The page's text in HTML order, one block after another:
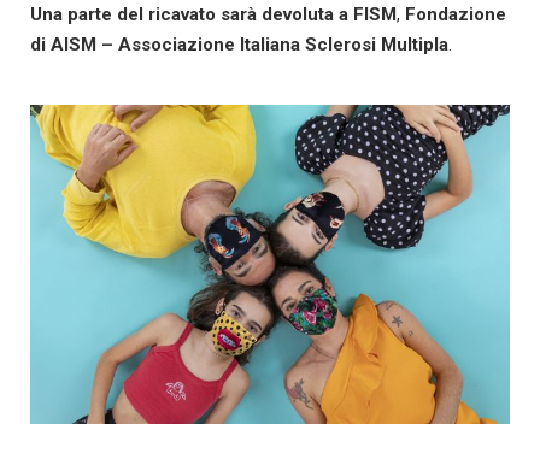
Una parte del ricavato sarà devoluta a FISM, Fondazione
di AISM – Associazione Italiana Sclerosi Multipla.